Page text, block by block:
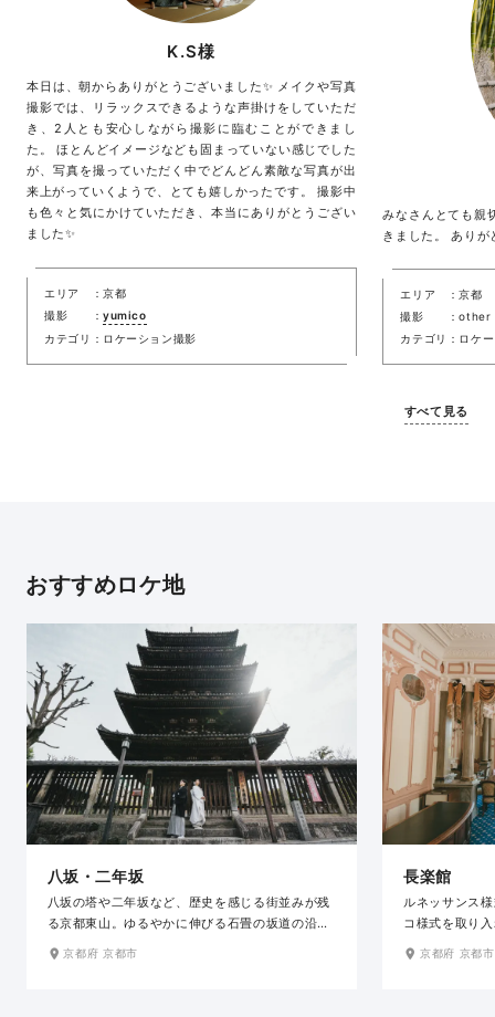
K.S様
本日は、朝からありがとうございました✨ メイクや写真
撮影では、リラックスできるような声掛けをしていただ
き、2人とも安心しながら撮影に臨むことができまし
た。 ほとんどイメージなども固まっていない感じでした
が、写真を撮っていただく中でどんどん素敵な写真が出
来上がっていくようで、とても嬉しかったです。 撮影中
も色々と気にかけていただき、本当にありがとうござい
ました✨
エリア
京都
撮影
yumico
カテゴリ
ロケーション撮影
みなさんとても親
きました。 ありが
エリア
京都
撮影
other
カテゴリ
ロケ
すべて見る
おすすめロケ地
八坂・二年坂
八坂の塔や二年坂など、歴史を感じる街並みが残
る京都東山。ゆるやかに伸びる石畳の坂道の沿道
には、陶磁器店や料亭など風情ある佇まいの建物
京都府 京都市
長楽館
ルネッサンス
コ様式を取り
ど、格調高い
京都府 京都市